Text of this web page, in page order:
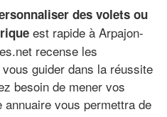
des volets ou
est rapide à Arpajon-
recense les
guider dans la réussite
besoin de mener vos
vous permettra de